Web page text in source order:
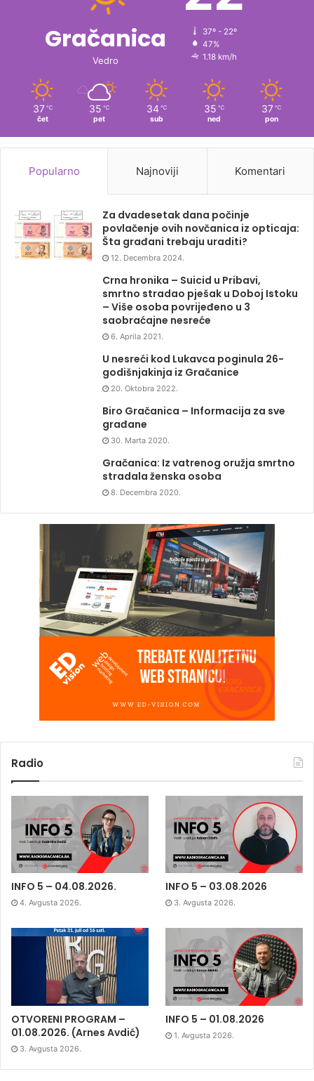
Gračanica
Vedro
37º - 22º
47%
1.18 km/h
37 ℃
čet
35 ℃
pet
34 ℃
sub
35 ℃
ned
37 ℃
pon
Popularno Najnoviji Komentari
Za dvadesetak dana počinje
povlačenje ovih novčanica iz opticaja:
Šta građani trebaju uraditi?
12. Decembra 2024.
Crna hronika – Suicid u Pribavi,
smrtno stradao pješak u Doboj Istoku
– Više osoba povrijeđeno u 3
saobraćajne nesreće
6. Aprila 2021.
U nesreći kod Lukavca poginula 26-
godišnjakinja iz Gračanice
20. Oktobra 2022.
Biro Gračanica – Informacija za sve
građane
30. Marta 2020.
Gračanica: Iz vatrenog oružja smrtno
stradala ženska osoba
8. Decembra 2020.
Radio
INFO 5 – 04.08.2026.
4. Avgusta 2026.
INFO 5 – 03.08.2026
3. Avgusta 2026.
OTVORENI PROGRAM –
01.08.2026. (Arnes Avdić)
3. Avgusta 2026.
INFO 5 – 01.08.2026
1. Avgusta 2026.